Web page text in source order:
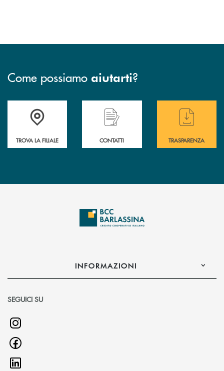
Come possiamo aiutarti?
Accedi all' elenco completo delle filiali di BCC Barlassina.
TROVA LA FILIALE
Hai bisogno di assistenza immediata ?
CONTATTI
Hai bisogno di
TRASPARENZA
INFORMAZIONI
SEGUICI SU